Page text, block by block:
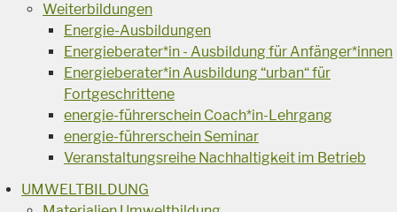
Weiterbildungen
Energie-Ausbildungen
Energieberater*in - Ausbildung für Anfänger*innen
Energieberater*in Ausbildung “urban“ für
Fortgeschrittene
energie-führerschein Coach*in-Lehrgang
energie-führerschein Seminar
Veranstaltungsreihe Nachhaltigkeit im Betrieb
UMWELTBILDUNG